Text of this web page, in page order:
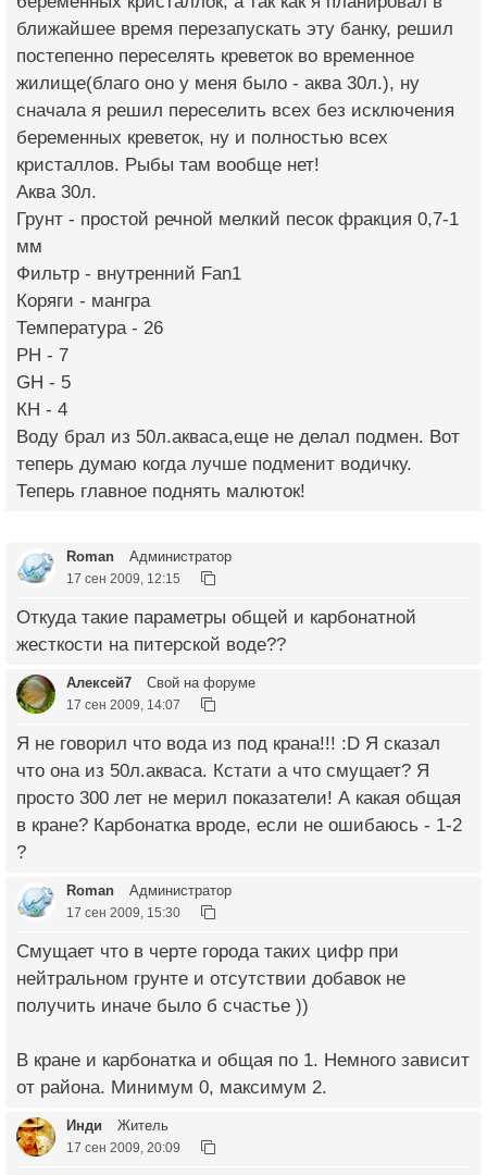
ближайшее время перезапускать эту банку, решил
постепенно переселять креветок во временное
жилище(благо оно у меня было - аква 30л.), ну
сначала я решил переселить всех без исключения
беременных креветок, ну и полностью всех
кристаллов. Рыбы там вообще нет!
Аква 30л.
Грунт - простой речной мелкий песок фракция 0,7-1
мм
Фильтр - внутренний Fan1
Коряги - мангра
Температура - 26
РН - 7
GH - 5
КН - 4
Воду брал из 50л.акваса,еще не делал подмен. Вот
теперь думаю когда лучше подменит водичку.
Теперь главное поднять малюток!
Roman Администратор
17 сен 2009, 12:15
Откуда такие параметры общей и карбонатной
жесткости на питерской воде??
Алексей7 Свой на форуме
17 сен 2009, 14:07
Я не говорил что вода из под крана!!! :D Я сказал
что она из 50л.акваса. Кстати а что смущает? Я
просто 300 лет не мерил показатели! А какая общая
в кране? Карбонатка вроде, если не ошибаюсь - 1-2
?
Roman Администратор
17 сен 2009, 15:30
Смущает что в черте города таких цифр при
нейтральном грунте и отсутствии добавок не
получить иначе было б счастье ))
В кране и карбонатка и общая по 1. Немного зависит
от района. Минимум 0, максимум 2.
Инди Житель
17 сен 2009, 20:09